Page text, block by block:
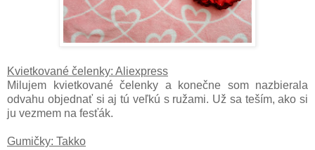
Kvietkované čelenky: Aliexpress
Milujem kvietkované čelenky a konečne som nazbierala
odvahu objednať si aj tú veľkú s ružami. Už sa teším, ako si
ju vezmem na fesťák.
Gumičky: Takko